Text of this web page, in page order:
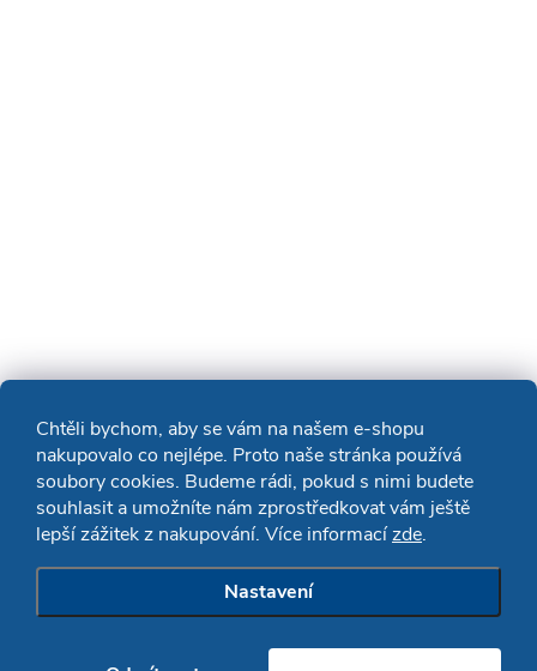
Chtěli bychom, aby se vám na našem e-shopu
nakupovalo co nejlépe. Proto naše stránka používá
soubory cookies. Budeme rádi, pokud s nimi budete
souhlasit a umožníte nám zprostředkovat vám ještě
lepší zážitek z nakupování. Více informacízde.
Nastavení